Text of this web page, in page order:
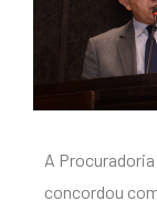
A
concordou